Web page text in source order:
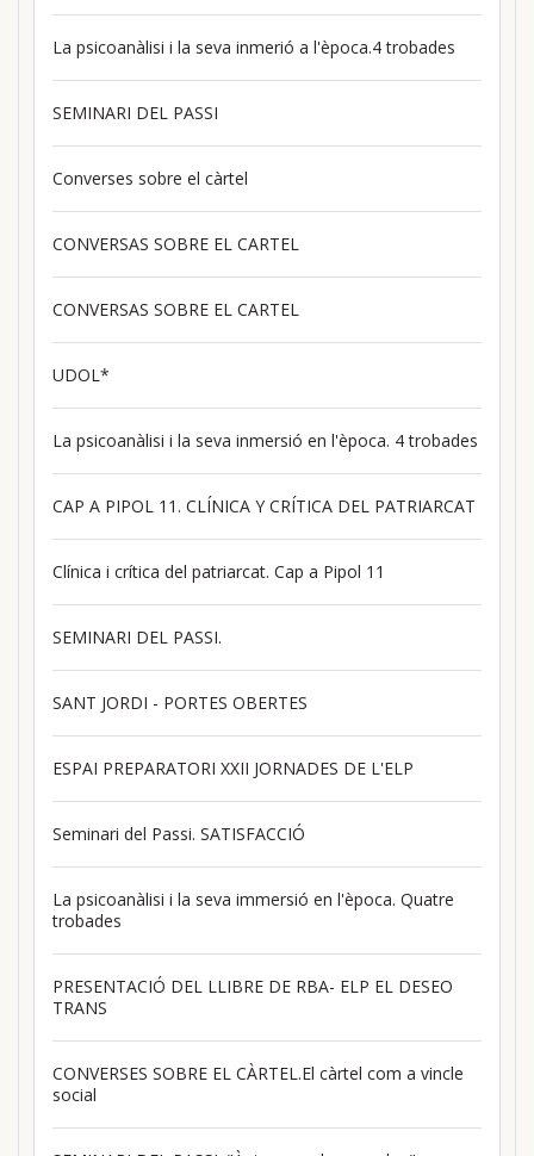
La psicoanàlisi i la seva inmerió a l'època.4 trobades
SEMINARI DEL PASSI
Converses sobre el càrtel
CONVERSAS SOBRE EL CARTEL
CONVERSAS SOBRE EL CARTEL
UDOL*
La psicoanàlisi i la seva inmersió en l'època. 4 trobades
CAP A PIPOL 11. CLÍNICA Y CRÍTICA DEL PATRIARCAT
Clínica i crítica del patriarcat. Cap a Pipol 11
SEMINARI DEL PASSI.
SANT JORDI - PORTES OBERTES
ESPAI PREPARATORI XXII JORNADES DE L'ELP
Seminari del Passi. SATISFACCIÓ
La psicoanàlisi i la seva immersió en l'època. Quatre
trobades
PRESENTACIÓ DEL LLIBRE DE RBA- ELP EL DESEO
TRANS
CONVERSES SOBRE EL CÀRTEL.El càrtel com a vincle
social